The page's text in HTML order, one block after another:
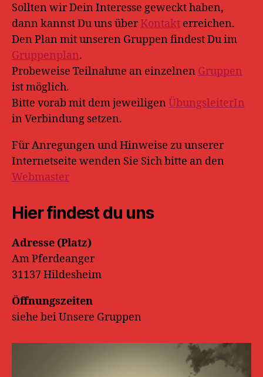
Sollten wir Dein Interesse geweckt haben,
dann kannst Du uns überKontakt erreichen.
Den Plan mit unseren Gruppen findest Du im
Gruppenplan.
Probeweise Teilnahme an einzelnen Gruppen
ist möglich.
Bitte vorab mit dem jeweiligen ÜbungsleiterIn
in Verbindung setzen.
Für Anregungen und Hinweise zu unserer
Internetseite wenden Sie Sich bitte an den
Webmaster
Hier findest du uns
Adresse (Platz)
Am Pferdeanger
31137 Hildesheim
Öffnungszeiten
siehe bei Unsere Gruppen